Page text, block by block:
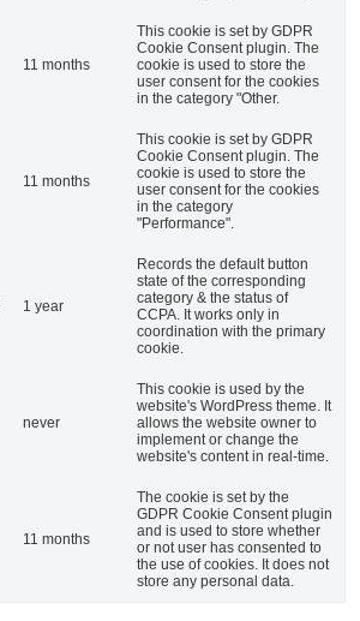
11 months
This cookie is set by GDPR
Cookie Consent plugin. The
cookie is used to store the
user consent for the cookies
in the category "Other.
11 months
This cookie is set by GDPR
Cookie Consent plugin. The
cookie is used to store the
user consent for the cookies
in the category
"Performance".
1 year
Records the default button
state of the corresponding
category & the status of
CCPA. It works only in
coordination with the primary
cookie.
never
This cookie is used by the
website's WordPress theme. It
allows the website owner to
implement or change the
website's content in real-time.
11 months
The cookie is set by the
GDPR Cookie Consent plugin
and is used to store whether
or not user has consented to
the use of cookies. It does not
store any personal data.